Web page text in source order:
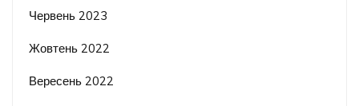
Червень 2023
Жовтень 2022
Вересень 2022